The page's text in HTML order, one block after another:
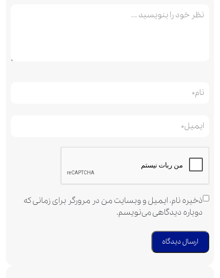
ذخیره نام، ایمیل و وبسایت من در مرورگر برای زمانی که
دوباره دیدگاهی می‌نویسم.